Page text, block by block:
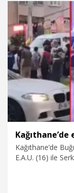
Kağıthane’de
E.A.U. (16) ile